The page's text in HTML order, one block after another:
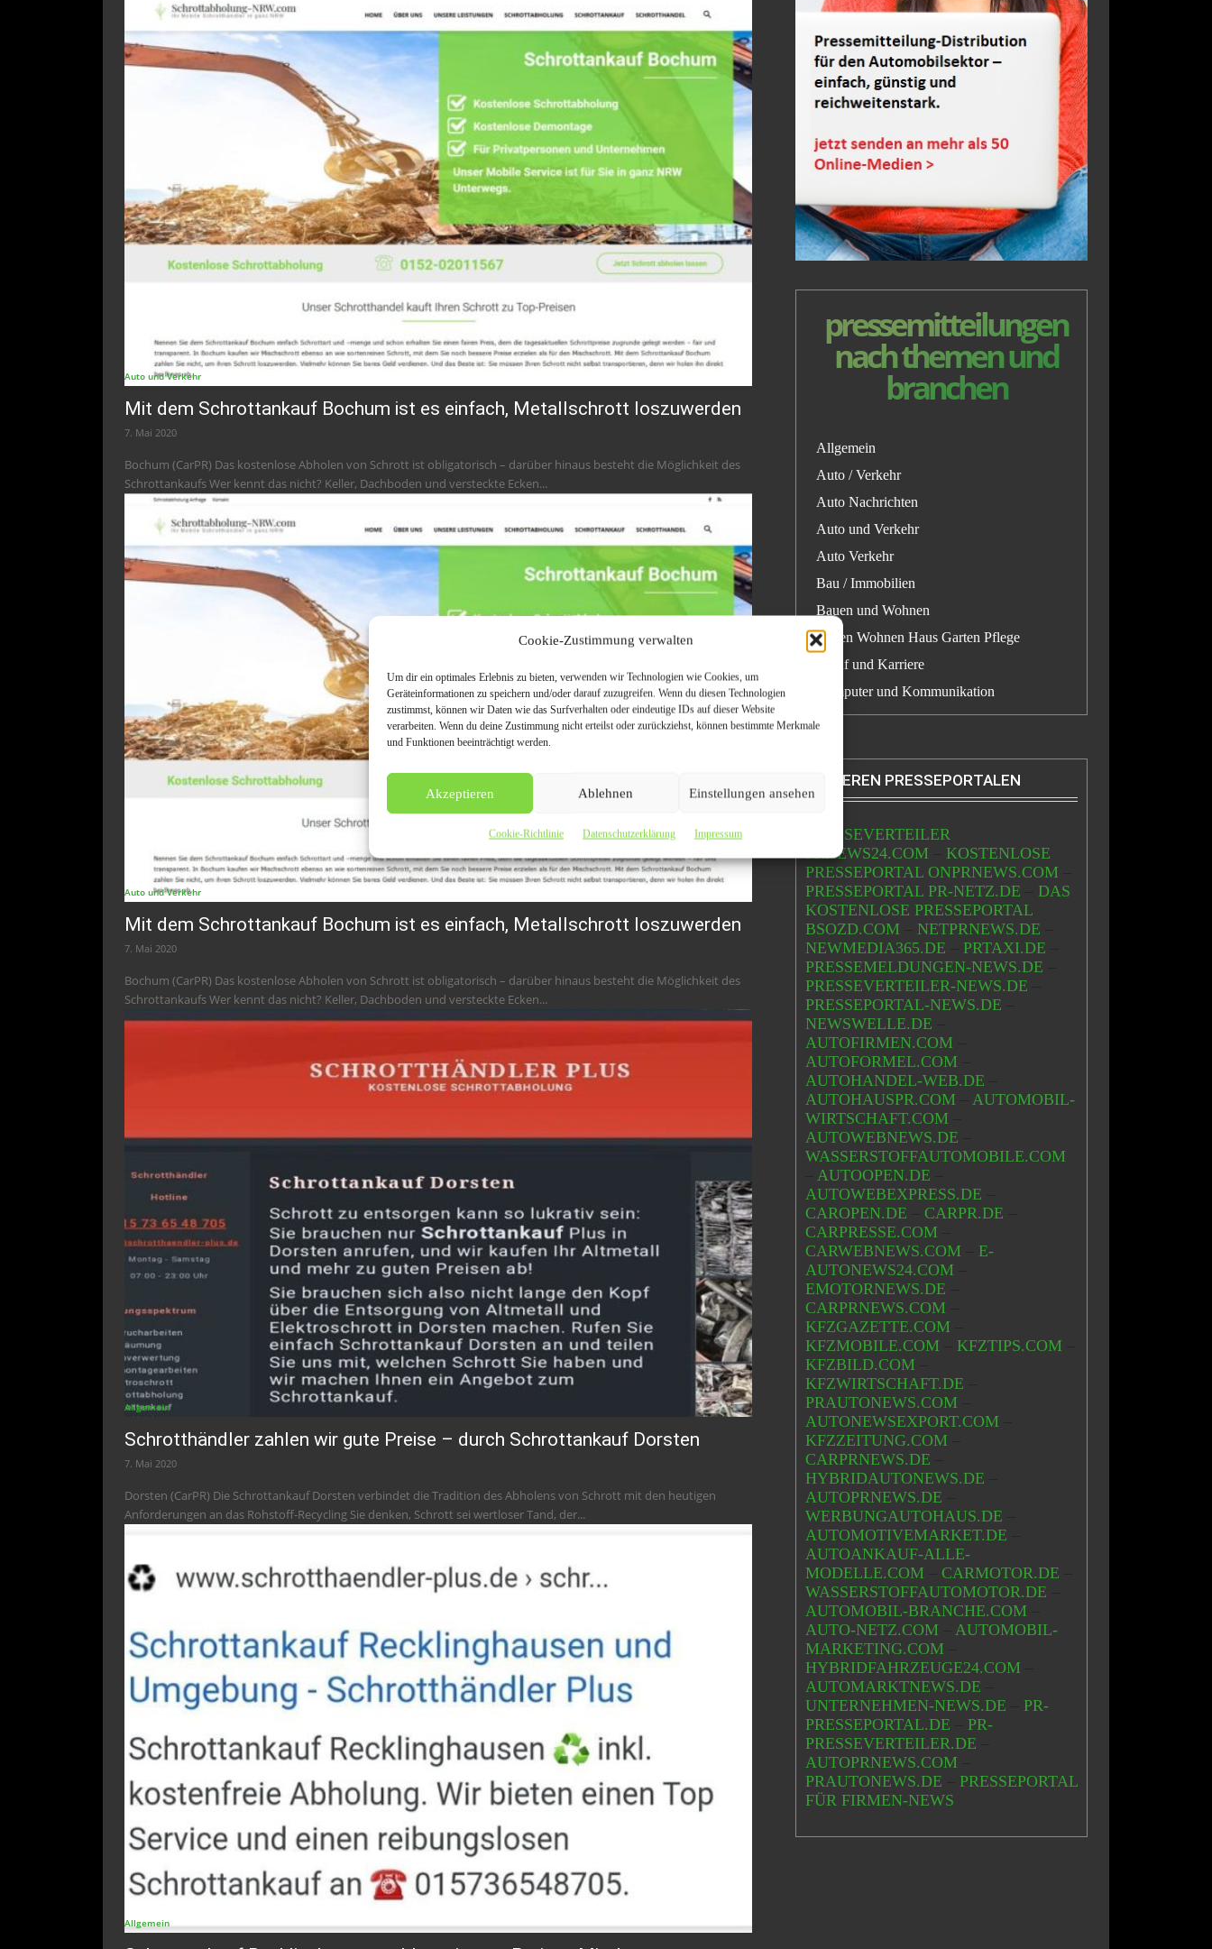
Cookie-Zustimmung verwalten
Um dir ein optimales Erlebnis zu bieten, verwenden wir Technologien wie Cookies, um
Geräteinformationen zu speichern und/oder darauf zuzugreifen. Wenn du diesen Technologien
zustimmst, können wir Daten wie das Surfverhalten oder eindeutige IDs auf dieser Website
verarbeiten. Wenn du deine Zustimmung nicht erteilst oder zurückziehst, können bestimmte Merkmale
und Funktionen beeinträchtigt werden.
Akzeptieren Ablehnen Einstellungen ansehen
Cookie-Richtlinie Datenschutzerklärung Impressum
Auto und Verkehr
Mit dem Schrottankauf Bochum ist es einfach, Metallschrott loszuwerden
7. Mai 2020
Bochum (CarPR) Das kostenlose Abholen von Schrott ist obligatorisch – darüber hinaus besteht die Möglichkeit des
Schrottankaufs Wer kennt das nicht? Keller, Dachboden und versteckte Ecken...
Auto und Verkehr
Mit dem Schrottankauf Bochum ist es einfach, Metallschrott loszuwerden
7. Mai 2020
Bochum (CarPR) Das kostenlose Abholen von Schrott ist obligatorisch – darüber hinaus besteht die Möglichkeit des
Schrottankaufs Wer kennt das nicht? Keller, Dachboden und versteckte Ecken...
Allgemein
Schrotthändler zahlen wir gute Preise – durch Schrottankauf Dorsten
7. Mai 2020
Dorsten (CarPR) Die Schrottankauf Dorsten verbindet die Tradition des Abholens von Schrott mit den heutigen
Anforderungen an das Rohstoff-Recycling Sie denken, Schrott sei wertloser Tand, der...
Allgemein
pressemitteilungen
nach themen und
branchen
Allgemein
Auto / Verkehr
Auto Nachrichten
Auto und Verkehr
Auto Verkehr
Bau / Immobilien
Bauen und Wohnen
Bauen Wohnen Haus Garten Pflege
Beruf und Karriere
Computer und Kommunikation
WEITEREN PRESSEPORTALEN
PRESSEVERTEILER
PRNEWS24.COM
KOSTENLOSE
PRESSEPORTAL ONPRNEWS.COM
PRESSEPORTAL PR-NETZ.DE
DAS
KOSTENLOSE PRESSEPORTAL
BSOZD.COM
NETPRNEWS.DE
NEWMEDIA365.DE
PRTAXI.DE
PRESSEMELDUNGEN-NEWS.DE
PRESSEVERTEILER-NEWS.DE
PRESSEPORTAL-NEWS.DE
NEWSWELLE.DE
AUTOFIRMEN.COM
AUTOFORMEL.COM
AUTOHANDEL-WEB.DE
AUTOHAUSPR.COM
AUTOMOBIL-
WIRTSCHAFT.COM
AUTOWEBNEWS.DE
WASSERSTOFFAUTOMOBILE.COM
AUTOOPEN.DE
AUTOWEBEXPRESS.DE
CAROPEN.DE
CARPR.DE
CARPRESSE.COM
CARWEBNEWS.COM
E-
AUTONEWS24.COM
EMOTORNEWS.DE
CARPRNEWS.COM
KFZGAZETTE.COM
KFZMOBILE.COM
KFZTIPS.COM
KFZBILD.COM
KFZWIRTSCHAFT.DE
PRAUTONEWS.COM
AUTONEWSEXPORT.COM
KFZZEITUNG.COM
CARPRNEWS.DE
HYBRIDAUTONEWS.DE
AUTOPRNEWS.DE
WERBUNGAUTOHAUS.DE
AUTOMOTIVEMARKET.DE
AUTOANKAUF-ALLE-
MODELLE.COM
CARMOTOR.DE
WASSERSTOFFAUTOMOTOR.DE
AUTOMOBIL-BRANCHE.COM
AUTO-NETZ.COM
AUTOMOBIL-
MARKETING.COM
HYBRIDFAHRZEUGE24.COM
AUTOMARKTNEWS.DE
UNTERNEHMEN-NEWS.DE
PR-
PRESSEPORTAL.DE
PR-
PRESSEVERTEILER.DE
AUTOPRNEWS.COM
PRAUTONEWS.DE
PRESSEPORTAL
FÜR FIRMEN-NEWS